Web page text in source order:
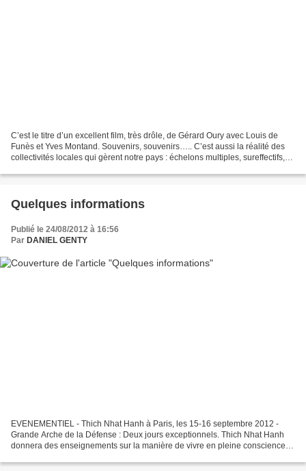
C’est le titre d’un excellent film, très drôle, de Gérard Oury avec Louis de
Funès et Yves Montand. Souvenirs, souvenirs….. C’est aussi la réalité des
collectivités locales qui gèrent notre pays : échelons multiples, sureffectifs,
Quelques informations
Publié le 24/08/2012 à 16:56
Par DANIEL GENTY
EVENEMENTIEL - Thich Nhat Hanh à Paris, les 15-16 septembre 2012 -
Grande Arche de la Défense : Deux jours exceptionnels. Thich Nhat Hanh
donnera des enseignements sur la manière de vivre en pleine conscience,